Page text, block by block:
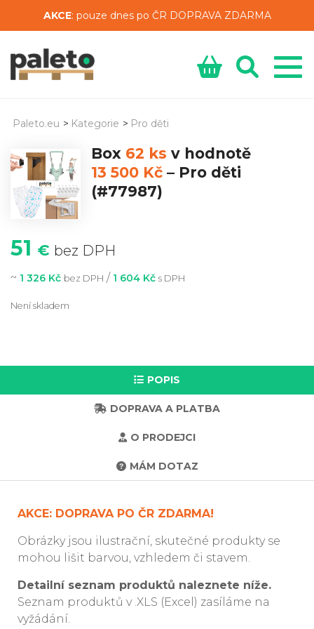
AKCE: pouze dnes po ČR DOPRAVA ZDARMA
Paleto.eu > Kategorie > Pro děti
Box 62 ks v hodnotě
13 500 Kč – Pro děti
(#77987)
51 € bez DPH
~ 1 326 Kč bez DPH / 1 604 Kč s DPH
Není skladem
POPIS
DOPRAVA A PLATBA
O PRODEJCI
MÁM DOTAZ
AKCE: DOPRAVA PO ČR ZDARMA!
Obrázky jsou ilustrační, skutečné produkty se
mohou lišit barvou, vzhledem či stavem.
Detailní seznam produktů naleznete níže.
Seznam produktů v .XLS (Excel) zasíláme na
vyžádání.